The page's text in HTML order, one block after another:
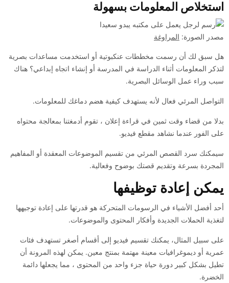
استخلاص المعلومات بسهولة
مصدر الصورة: المراوغة
هل سبق لك أن رسمت مخططات عنكبوتية أو استخدمت مساعدات بصرية
لتذكر المعلومات أثناء الدراسة في المدرسة أو إنشاء اتجاه إبداعي؟ هناك
سبب وراء عمل الوسائل البصرية.
التواصل المرئي فعال لأنه يستهدف كيفية هضم دماغك للمعلومات.
بدلا من قضاء وقت ثمين في قراءة إعلان ، تقوم أدمغتنا بمعالجة محتواه
على الفور عندما نشاهد مقطع فيديو.
سيمكنك سرد القصص المرئي من تقسيم الموضوعات المعقدة أو المفاهيم
المجردة بسرعة وتقديم قصتك بوضوح وفعالية.
يمكن إعادة توظيفها
أحد أفضل الأشياء في الرسومات المتحركة هو قدرتها على إعادة توجيهها
لتغذية الحملات الجديدة وأفكار المحتوى والموضوعات.
على سبيل المثال، يمكنك تقسيم فيديو إلى أقسام أصغر تستهدف فئات
عمرية أو ديموغرافيات معينة مهتمة بمنتج معين. يمكن لهذه المرونة أن
تطيل بشكل كبير دورة حياة جزء واحد من المحتوى ، مما يجعلها دائمة
الخضرة.